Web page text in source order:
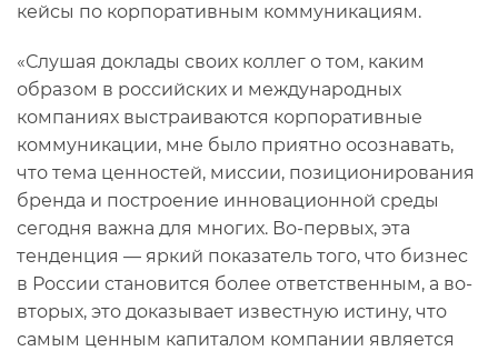
кейсы по корпоративным коммуникациям.
«Слушая доклады своих коллег о том, каким
образом в российских и международных
компаниях выстраиваются корпоративные
коммуникации, мне было приятно осознавать,
что тема ценностей, миссии, позиционирования
бренда и построение инновационной среды
сегодня важна для многих. Во-первых, эта
тенденция — яркий показатель того, что бизнес
в России становится более ответственным, а во-
вторых, это доказывает известную истину, что
самым ценным капиталом компании является